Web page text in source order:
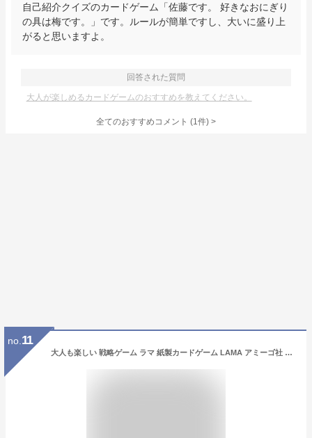
自己紹介クイズのカードゲーム「佐藤です。 好きなおにぎり
の具は梅です。」です。ルールが簡単ですし、大いに盛り上
がると思いますよ。
回答された質問
大人が楽しめるカードゲームのおすすめを教えてください。
全てのおすすめコメント (1件) >
no. 11
大人も楽しい 戦略ゲーム ラマ 紙製カードゲーム LAMA アミーゴ社 AMIGO ゲーム テーブルゲーム アナログ カードゲーム 紙製カード AM1907 8歳から 子供 おもちゃ 知育玩具 脳トレ 認知症予防 家遊び 敬老の日 孫